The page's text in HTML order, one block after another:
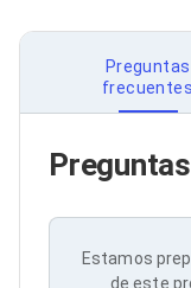
Adaptadores
Dispositivos de
Teclados Numéricos
Controles de
Accesorios para
Racks y Gabinetes
Charolas para
Preguntas
frecuentes
Estamos
de este